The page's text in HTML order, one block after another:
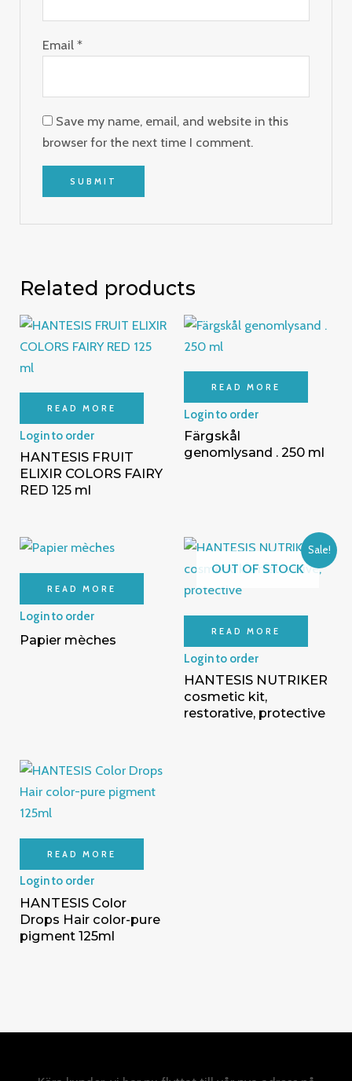
Email *
Save my name, email, and website in this
browser for the next time I comment.
Related products
READ MORE
Login to order
HANTESIS FRUIT
ELIXIR COLORS FAIRY
RED 125 ml
READ MORE
Login to order
Färgskål
genomlysand . 250 ml
READ MORE
Login to order
Papier mèches
Sale!
OUT OF STOCK
READ MORE
Login to order
HANTESIS NUTRIKER
cosmetic kit,
restorative, protective
READ MORE
Login to order
HANTESIS Color
Drops Hair color-pure
pigment 125ml